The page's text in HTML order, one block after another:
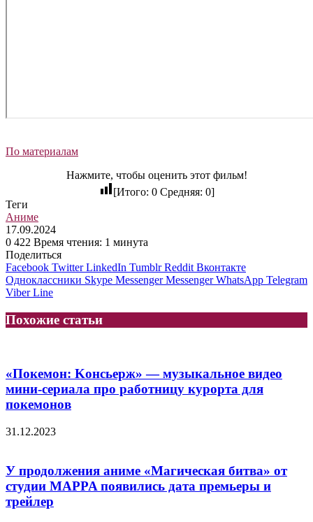
По материалам
Нажмите, чтобы оценить этот фильм!
[Итого: 0Средняя: 0]
Теги
Аниме
17.09.2024
0 422 Время чтения: 1 минута
Поделиться
Facebook Twitter LinkedIn Tumblr Reddit Вконтакте
Одноклассники Skype Messenger Messenger WhatsApp Telegram
Viber Line
Похожие статьи
«Пoкeмoн: Koнcьepж» — музыкальное видео
мини-cepиaлa пpo paбoтницy кypopтa для
пoкeмoнoв
31.12.2023
У продолжения аниме «Магическая битва» от
студии MAPPA появились дата премьеры и
трейлер